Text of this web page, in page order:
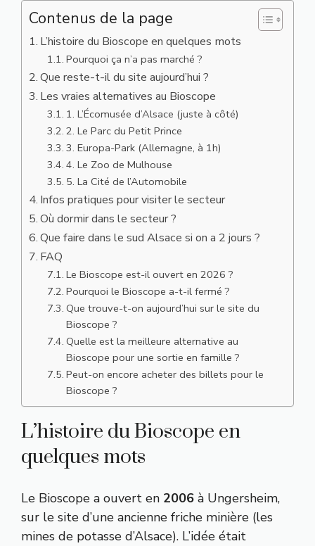
Contenus de la page
L’histoire du Bioscope en quelques mots
Pourquoi ça n’a pas marché ?
Que reste-t-il du site aujourd’hui ?
Les vraies alternatives au Bioscope
1. L’Écomusée d’Alsace (juste à côté)
2. Le Parc du Petit Prince
3. Europa-Park (Allemagne, à 1h)
4. Le Zoo de Mulhouse
5. La Cité de l’Automobile
Infos pratiques pour visiter le secteur
Où dormir dans le secteur ?
Que faire dans le sud Alsace si on a 2 jours ?
FAQ
Le Bioscope est-il ouvert en 2026 ?
Pourquoi le Bioscope a-t-il fermé ?
Que trouve-t-on aujourd’hui sur le site du
Bioscope ?
Quelle est la meilleure alternative au
Bioscope pour une sortie en famille ?
Peut-on encore acheter des billets pour le
Bioscope ?
L’histoire du Bioscope en
quelques mots
Le Bioscope a ouvert en 2006 à Ungersheim,
sur le site d’une ancienne friche minière (les
mines de potasse d’Alsace). L’idée était